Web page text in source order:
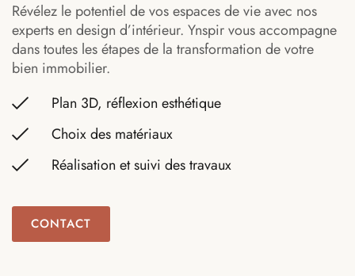
Révélez le potentiel de vos espaces de vie avec nos
experts en design d’intérieur. Ynspir vous accompagne
dans toutes les étapes de la transformation de votre
bien immobilier.
Plan 3D, réflexion esthétique
Choix des matériaux
Réalisation et suivi des travaux
CONTACT